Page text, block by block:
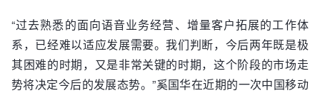
“过去熟悉的面向语音业务经营、增量客户拓展的工作体
系，已经难以适应发展需要。我们判断，今后两年既是极
其困难的时期，又是非常关键的时期，这个阶段的市场走
势将决定今后的发展态势。”奚国华在近期的一次中国移动